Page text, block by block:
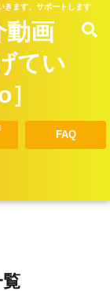
きます、サポートします
動画
てい
FAQ
覧